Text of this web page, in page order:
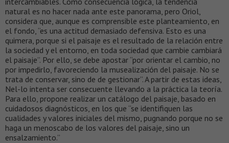
natural es no hacer nada ante este panorama, pero Oriol,
considera que, aunque es comprensible este planteamiento, en
el fondo, “es una actitud demasiado defensiva. Esto es una
quimera, porque si el paisaje es el resultado de la relación entre
la sociedad y el entorno, en toda sociedad que cambie cambiará
el paisaje”. Por ello, se debe apostar “por orientar el cambio, no
por impedirlo, favoreciendo la musealización del paisaje. No se
trata de conservar, sino de de gestionar”. A partir de estas ideas,
Nel-lo intenta ser consecuente llevando a la práctica la teoría.
Para ello, propone realizar un catálogo del paisaje, basado en
cuidadosos diagnósticos, en los que “se identifiquen las
cualidades y valores iniciales del mismo, pugnando porque no se
haga un menoscabo de los valores del paisaje, sino un
ensalzamiento.”